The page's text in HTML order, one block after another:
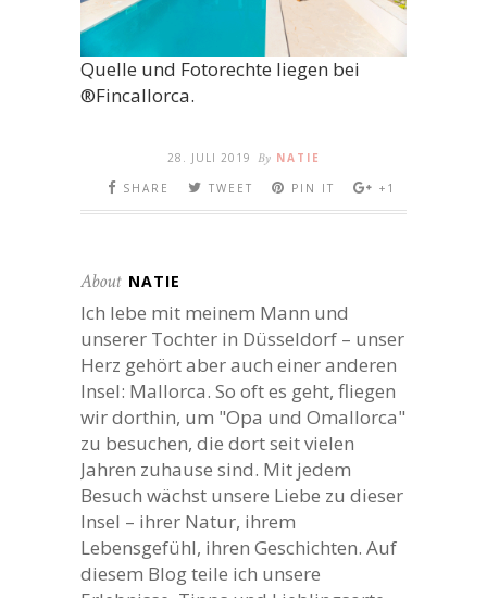
Quelle und Fotorechte liegen bei
®Fincallorca.
28. JULI 2019 By NATIE
SHARE
TWEET PIN IT +1
About NATIE
Ich lebe mit meinem Mann und
unserer Tochter in Düsseldorf – unser
Herz gehört aber auch einer anderen
Insel: Mallorca. So oft es geht, fliegen
wir dorthin, um "Opa und Omallorca"
zu besuchen, die dort seit vielen
Jahren zuhause sind. Mit jedem
Besuch wächst unsere Liebe zu dieser
Insel – ihrer Natur, ihrem
Lebensgefühl, ihren Geschichten. Auf
diesem Blog teile ich unsere